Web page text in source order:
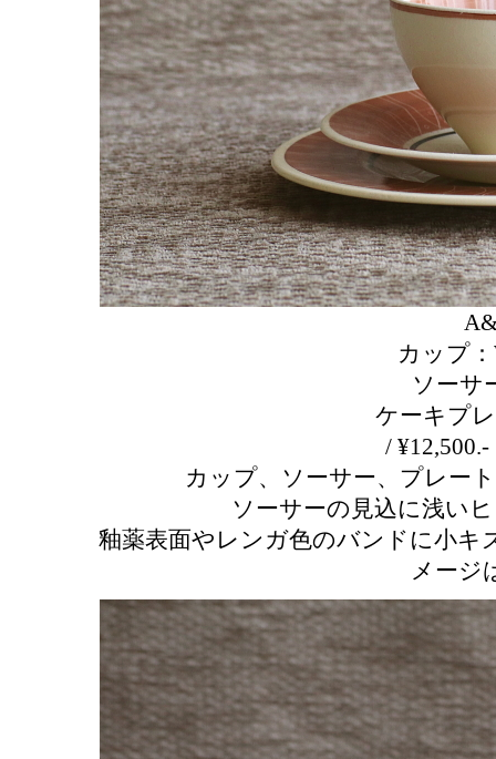
カップ：
ソーサ
ケーキプ
/
カップ、ソーサー、プレー
ソーサーの見込に浅い
釉薬表面やレンガ色のバンドに小
メージ